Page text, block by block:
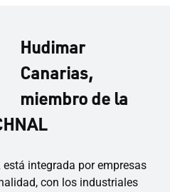
Hudimar
Canarias,
miembro de la
está integrada por empresas
con los industriales